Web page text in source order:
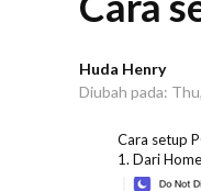
Huda Henry
Diubah pada:
Cara setup
1. Dari